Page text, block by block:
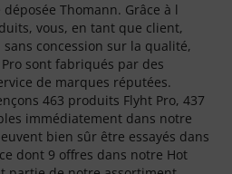
Thomann. Grâce à l
vous, en tant que client,
concession sur la qualité,
sont fabriqués par des
de marques réputées.
463 produits Flyht Pro, 437
immédiatement dans notre
bien sûr être essayés dans
dont 9 offres dans notre Hot